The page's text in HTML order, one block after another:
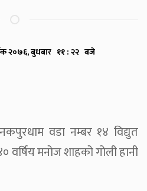
२०७६, बुधबार ११ : २२ बजे
वडा नम्बर १४ विद्युत
वर्षिय मनोज शाहको गोली हानी